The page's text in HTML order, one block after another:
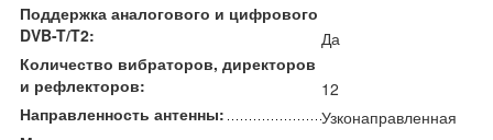
Поддержка аналогового и цифрового
DVB-T/T2:
Да
Количество вибраторов, директоров
и рефлекторов:
12
Направленность антенны:
Узконаправленная